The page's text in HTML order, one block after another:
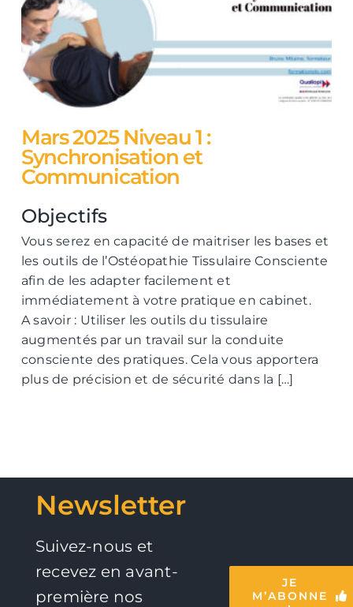
Mars 2025 Niveau 1 :
Synchronisation et
Communication
Objectifs
Vous serez en capacité de maitriser les bases et
les outils de l’Ostéopathie Tissulaire Consciente
afin de les adapter facilement et
immédiatement à votre pratique en cabinet.
A savoir : Utiliser les outils du tissulaire
augmentés par un travail sur la conduite
consciente des pratiques. Cela vous apportera
plus de précision et de sécurité dans la […]
Newsletter
Suivez-nous et
recevez en avant-
première nos
JE
M’ABONNE